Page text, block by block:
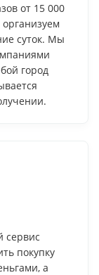
от 15 000
суток. Мы
город
сервис
покупку
а